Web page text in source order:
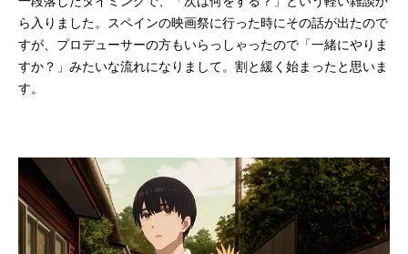
開始年＆季節2024アニメ映画(C)202
4FURERUPROJECT『ふれる。』公
式サイト『ふれる。』公式Twitter動
ら入りました。スペインの映画祭に行った時にその話が出たので
すが、プロデューサーの方もいらっしゃったので「一緒にやりま
すか？」みたいな流れになりまして。割と緩く始まったと思いま
す。